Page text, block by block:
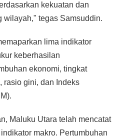
kekuatan dan
wilayah," tegas Samsuddin.
lima indikator
keberhasilan
ekonomi, tingkat
rasio gini, dan Indeks
Maluku Utara telah mencatat
makro. Pertumbuhan